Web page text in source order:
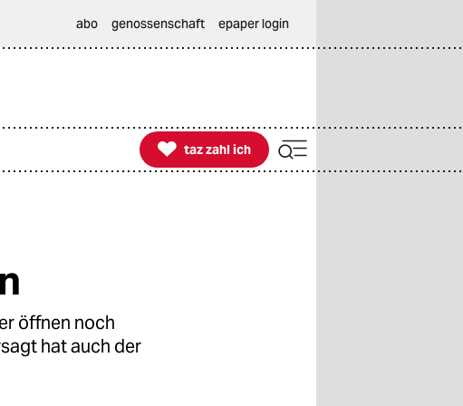
abo genossenschaft epaper login

taz zahl ich
taz zahl ich
öffnen noch
hat auch der